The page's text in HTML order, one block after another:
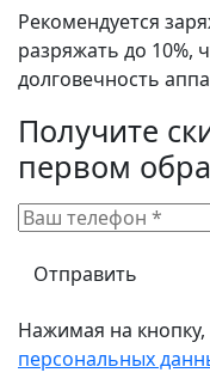
Рекомендуется
разряжать до 10%,
долговечность
Получите
первом
Нажимая на кнопку,
персональных